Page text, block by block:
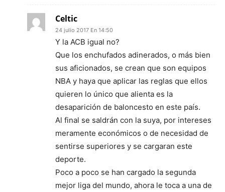
Celtic
24 julio 2017 En 14:50
Y la ACB igual no?
Que los enchufados adinerados, o más bien
sus aficionados, se crean que son equipos
NBA y haya que aplicar las reglas que ellos
quieren lo único que alienta es la
desaparición de baloncesto en este país.
Al final se saldrán con la suya, por intereses
meramente económicos o de necesidad de
sentirse superiores y se cargaran este
deporte.
Poco a poco se han cargado la segunda
mejor liga del mundo, ahora le toca a una de